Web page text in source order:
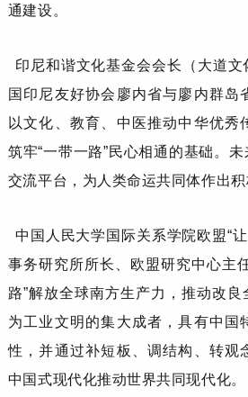
通建设。
印尼和谐文化基金会会长（大道文
国印尼友好协会廖内省与廖内群岛
以文化、教育、中医推动中华优秀
筑牢“一带一路”民心相通的基础。
交流平台，为人类命运共同体作出积
中国人民大学国际关系学院欧盟“
事务研究所所长、欧盟研究中心主
路”解放全球南方生产力，推动改
为工业文明的集大成者，具有中国
性，并通过补短板、调结构、转观
中国式现代化推动世界共同现代化。